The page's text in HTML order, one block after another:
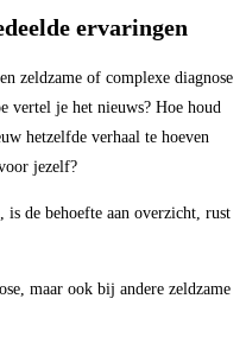
ervaringen
zeldzame of complexe diagnose
vertel je het nieuws? Hoe houd
hetzelfde verhaal te hoeven
jezelf?
is de behoefte aan overzicht, rust
maar ook bij andere zeldzame